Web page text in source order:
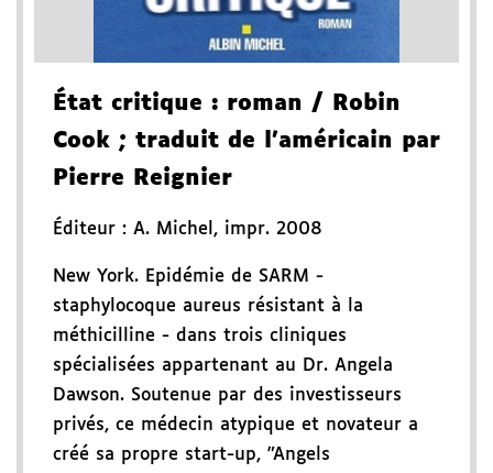
État critique : roman / Robin
Cook ; traduit de l'américain par
Pierre Reignier
Éditeur : A. Michel , impr. 2008
New York. Epidémie de SARM -
staphylocoque aureus résistant à la
méthicilline - dans trois cliniques
spécialisées appartenant au Dr. Angela
Dawson. Soutenue par des investisseurs
privés, ce médecin atypique et novateur a
créé sa propre start-up, "Angels